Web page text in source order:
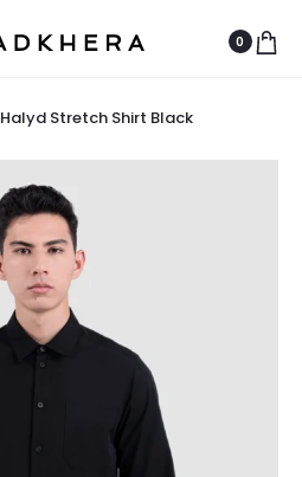
0
Halyd Stretch Shirt Black